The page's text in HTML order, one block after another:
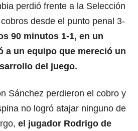
perdió frente a la Selección
desde el punto penal 3-
90 minutos 1-1, en un
a un equipo que mereció un
del juego.
Sánchez perdieron el cobro y
no logró atajar ninguno de
el jugador Rodrigo de